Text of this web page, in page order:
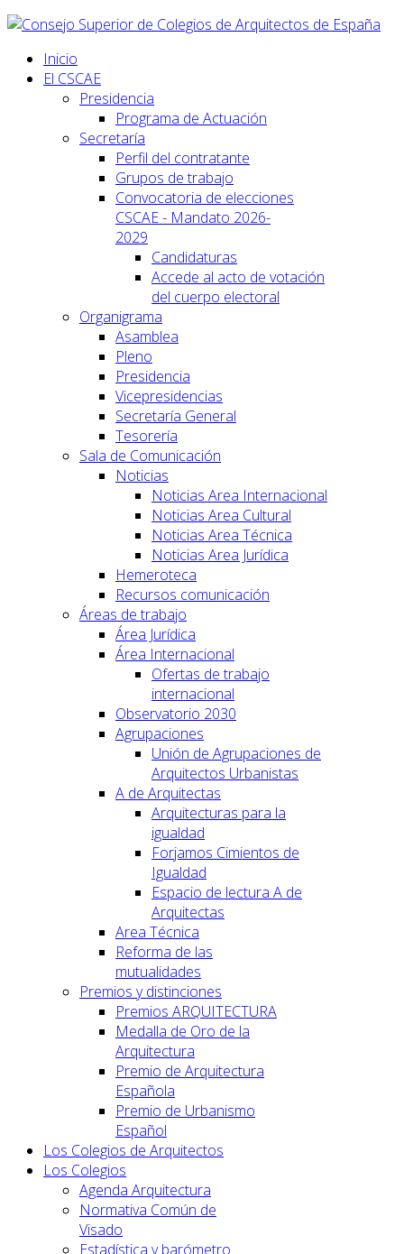
Inicio
El CSCAE
Presidencia
Programa de Actuación
Secretaría
Perfil del contratante
Grupos de trabajo
Convocatoria de elecciones
CSCAE - Mandato 2026-
2029
Candidaturas
Accede al acto de votación
del cuerpo electoral
Organigrama
Asamblea
Pleno
Presidencia
Vicepresidencias
Secretaría General
Tesorería
Sala de Comunicación
Noticias
Noticias Area Internacional
Noticias Area Cultural
Noticias Area Técnica
Noticias Area Jurídica
Hemeroteca
Recursos comunicación
Áreas de trabajo
Área Jurídica
Área Internacional
Ofertas de trabajo
internacional
Observatorio 2030
Agrupaciones
Unión de Agrupaciones de
Arquitectos Urbanistas
A de Arquitectas
Arquitecturas para la
igualdad
Forjamos Cimientos de
Igualdad
Espacio de lectura A de
Arquitectas
Area Técnica
Reforma de las
mutualidades
Premios y distinciones
Premios ARQUITECTURA
Medalla de Oro de la
Arquitectura
Premio de Arquitectura
Española
Premio de Urbanismo
Español
Los Colegios de Arquitectos
Los Colegios
Agenda Arquitectura
Normativa Común de
Visado
Estadística y barómetro